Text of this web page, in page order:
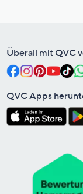
Überall mit QVC
QVC Apps